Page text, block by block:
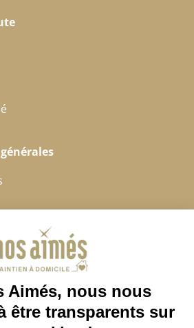
à caractère personnel
4.8/5